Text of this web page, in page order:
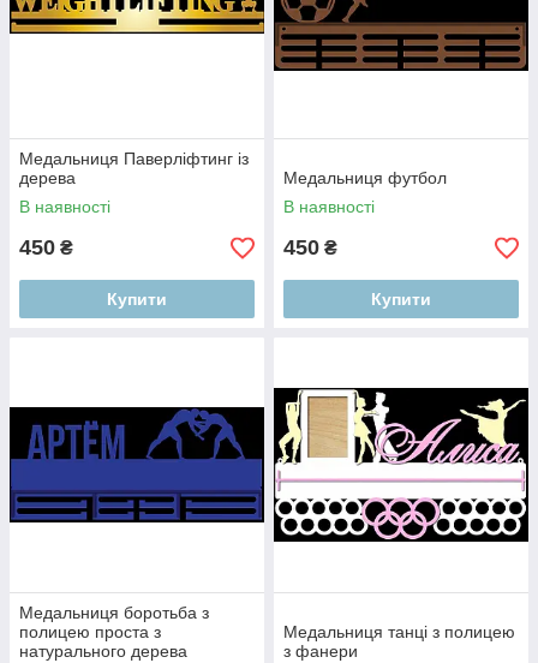
Медальниця Паверліфтинг із
дерева
В наявності
450 ₴
Купити
Медальниця футбол
В наявності
450 ₴
Купити
Медальниця боротьба з
полицею проста з
натурального дерева
Медальниця танці з полицею
з фанери